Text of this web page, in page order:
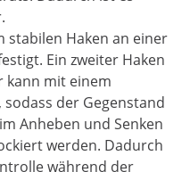
stabilen Haken an einer
Ein zweiter Haken
kann mit einem
der Gegenstand
Anheben und Senken
werden. Dadurch
während der